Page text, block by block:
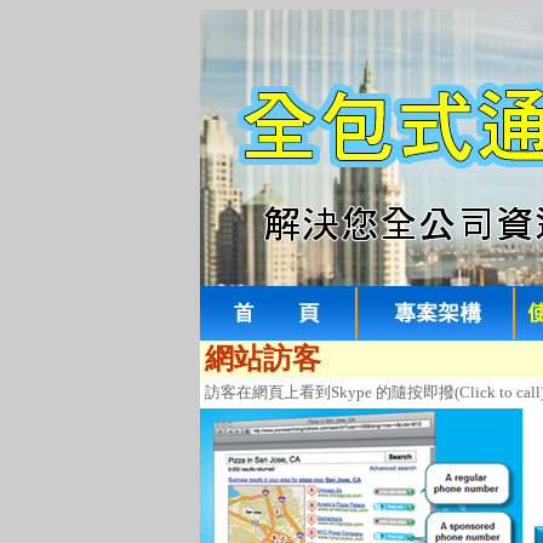
網站訪客
訪客在網頁上看到Skype 的隨按即撥(Click to